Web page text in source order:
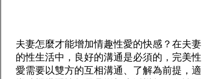
夫妻怎麼才能增加情趣性愛的快感？在夫妻
的性生活中，良好的溝通是必須的，完美性
愛需要以雙方的互相溝通、了解為前提，適